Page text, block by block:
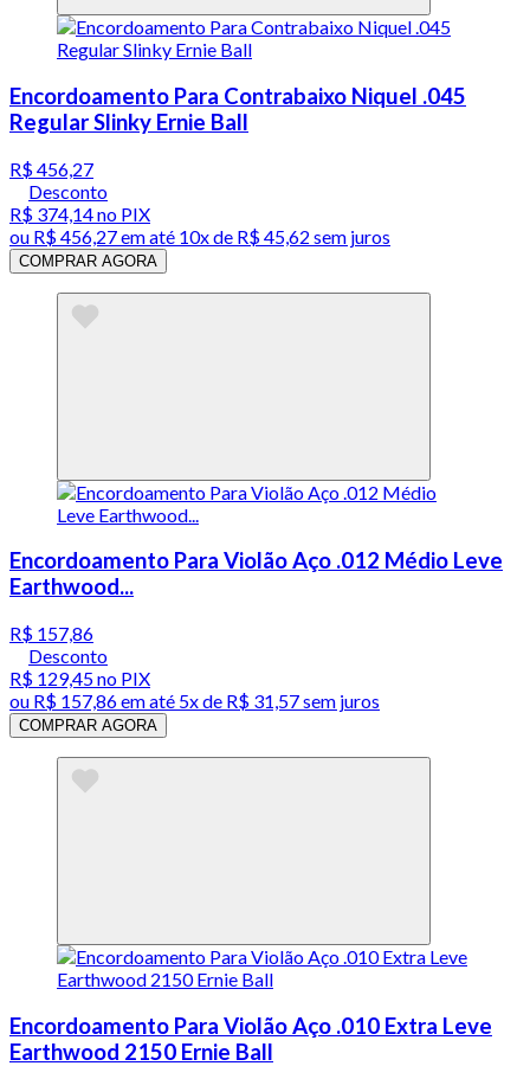
Encordoamento Para Contrabaixo Niquel .045
Regular Slinky Ernie Ball
R$ 456,27
Desconto
R$ 374,14no PIX
ou R$ 456,27em até 10x de R$ 45,62 sem juros
COMPRAR AGORA
Encordoamento Para Violão Aço .012 Médio Leve
Earthwood...
R$ 157,86
Desconto
R$ 129,45no PIX
ou R$ 157,86em até 5x de R$ 31,57 sem juros
COMPRAR AGORA
Encordoamento Para Violão Aço .010 Extra Leve
Earthwood 2150 Ernie Ball